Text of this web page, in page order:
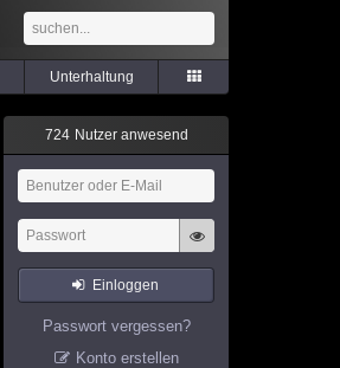
Unterhaltung
724 Nutzer anwesend
Einloggen
Passwort vergessen?
Konto erstellen